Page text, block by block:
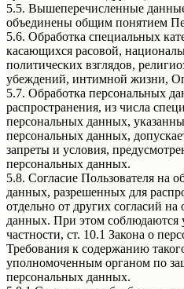
5.5. Вышеперечисленные
объединены общим понятием
5.6. Обработка специальных
касающихся расовой,
политических взглядов,
убеждений, интимной жизни,
5.7. Обработка персональных
распространения, из числа
персональных данных,
персональных данных,
запреты и условия,
персональных данных.
5.8. Согласие Пользователя на
данных, разрешенных для
отдельно от других согласий
данных. При этом соблюдаются
частности, ст. 10.1 Закона о
Требования к содержанию
уполномоченным органом по
персональных данных.